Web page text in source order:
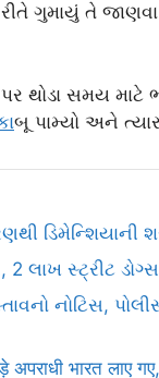
ગુમાયું તે જાણવા
સમય માટે
ાબૂ પામ્યો અને
2 લાખ સ્ટ્રીટ
નોટિસ,
भारत लाए